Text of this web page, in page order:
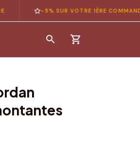
-5% SUR VOTRE 1ÈRE COMMANDE —